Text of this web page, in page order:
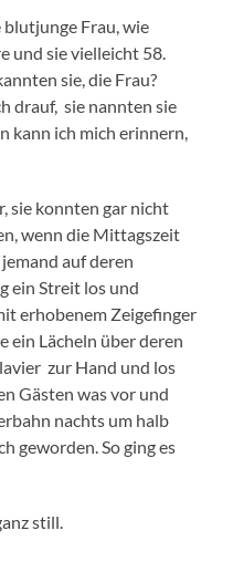
blutjunge Frau, wie
und sie vielleicht 58.
sie, die Frau?
drauf, sie nannten sie
kann ich mich erinnern,
sie konnten gar nicht
wenn die Mittagszeit
auf deren
ein Streit los und
erhobenem Zeigefinger
ein Lächeln über deren
zur Hand und los
Gästen was vor und
nachts um halb
geworden. So ging es
still.